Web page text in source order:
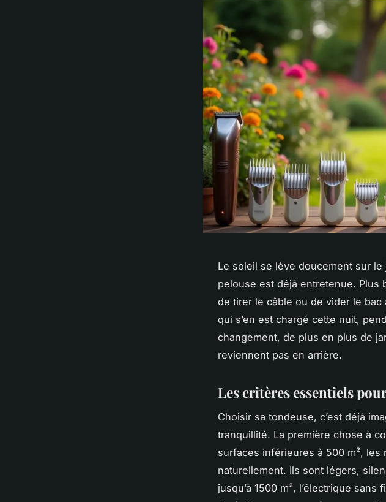
Le soleil se lève doucement sur
pelouse est déjà entretenue. Plus
de tirer le câble ou de vider le bac
qui s’en est chargé cette nuit,
changement, de plus en plus de
reviennent pas en arrière.
Les critères essentiels
Choisir sa tondeuse, c’est déjà
tranquillité. La première chose à
surfaces inférieures à 500 m²,
naturellement. Ils sont légers,
jusqu’à 1500 m², l’électrique